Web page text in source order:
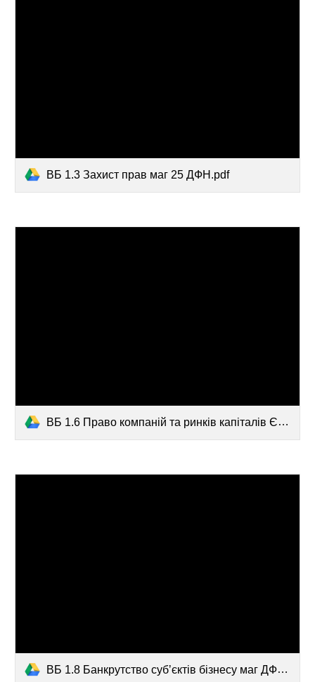
ВБ 1.3 Захист прав маг 25 ДФН.pdf
ВБ 1.6 Право компаній та ринків капіталів ЄС маг ДФН.pdf
ВБ 1.8 Банкрутство субʼєктів бізнесу маг ДФН.pdf